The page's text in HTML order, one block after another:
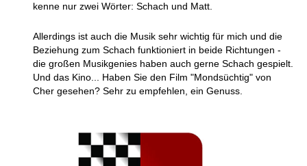
kenne nur zwei Wörter: Schach und Matt.
Allerdings ist auch die Musik sehr wichtig für mich und die
Beziehung zum Schach funktioniert in beide Richtungen -
die großen Musikgenies haben auch gerne Schach gespielt.
Und das Kino... Haben Sie den Film "Mondsüchtig" von
Cher gesehen? Sehr zu empfehlen, ein Genuss.